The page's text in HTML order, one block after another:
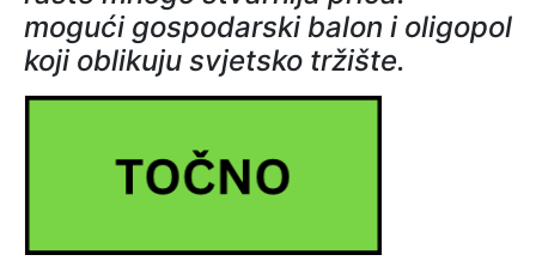
mogući gospodarski balon i oligopol
koji oblikuju svjetsko tržište.